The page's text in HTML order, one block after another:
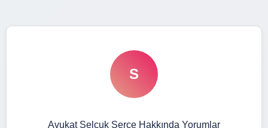
S
Avukat Selçuk Serçe Hakkında Yorumlar